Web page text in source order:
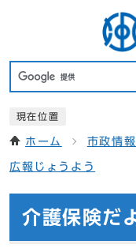
現在位置
ホーム 市政情報
広報じょうよう
介護保険だ